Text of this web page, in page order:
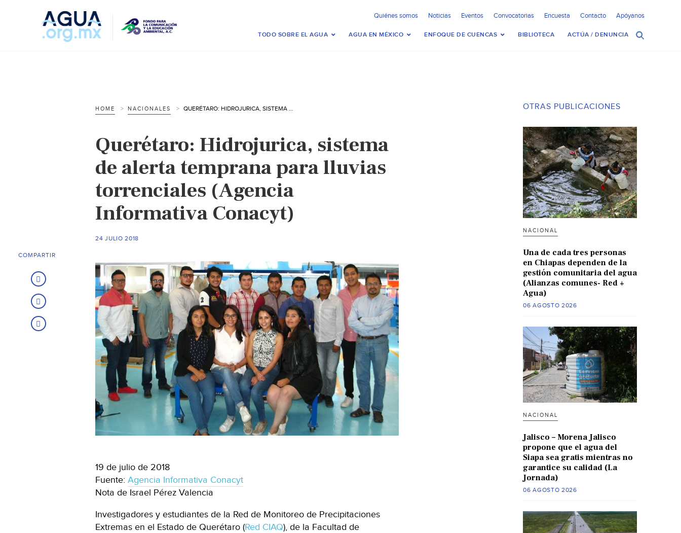
Quiénes somos Noticias Eventos Convocatorias Encuesta Contacto Apóyanos
TODO SOBRE EL AGUA AGUA EN MÉXICO ENFOQUE DE CUENCAS BIBLIOTECA ACTÚA / DENUNCIA
HOME NACIONALES QUERÉTARO: HIDROJURICA, SISTEMA DE ALERTA TEMPRANA PARA LLUVIAS TORRENCIALES (AGENCIA INFORMATIVA CONACYT)
Querétaro: Hidrojurica, sistema
de alerta temprana para lluvias
torrenciales (Agencia
Informativa Conacyt)
24 JULIO 2018
19 de julio de 2018
Fuente: Agencia Informativa Conacyt
Nota de Israel Pérez Valencia
Investigadores y estudiantes de la Red de Monitoreo de Precipitaciones
Extremas en el Estado de Querétaro (Red CIAQ), de la Facultad de
COMPARTIR
OTRAS PUBLICACIONES
NACIONAL
Una de cada tres personas
en Chiapas dependen de la
gestión comunitaria del agua
(Alianzas comunes- Red +
Agua)
06 AGOSTO 2026
NACIONAL
Jalisco – Morena Jalisco
propone que el agua del
Siapa sea gratis mientras no
garantice su calidad (La
Jornada)
06 AGOSTO 2026